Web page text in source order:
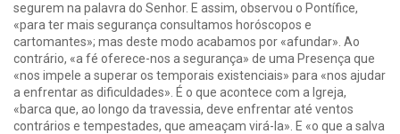
segurem na palavra do Senhor. E assim, observou o Pontífice,
«para ter mais segurança consultamos horóscopos e
cartomantes»; mas deste modo acabamos por «afundar». Ao
contrário, «a fé oferece-nos a segurança» de uma Presença que
«nos impele a superar os temporais existenciais» para «nos ajudar
a enfrentar as dificuldades». É o que acontece com a Igreja,
«barca que, ao longo da travessia, deve enfrentar até ventos
contrários e tempestades, que ameaçam virá-la». E «o que a salva